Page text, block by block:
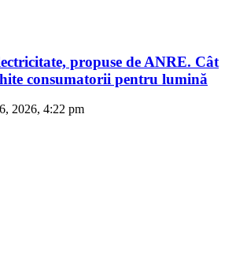
propuse de ANRE. Cât
consumatorii pentru lumină
2026, 4:22 pm